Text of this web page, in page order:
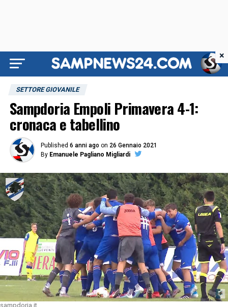
SETTORE GIOVANILE
Sampdoria Empoli Primavera 4-1:
cronaca e tabellino
Published 6 anni ago on 26 Gennaio 2021
By Emanuele Pagliano Migliardi
sampdoria.it
×